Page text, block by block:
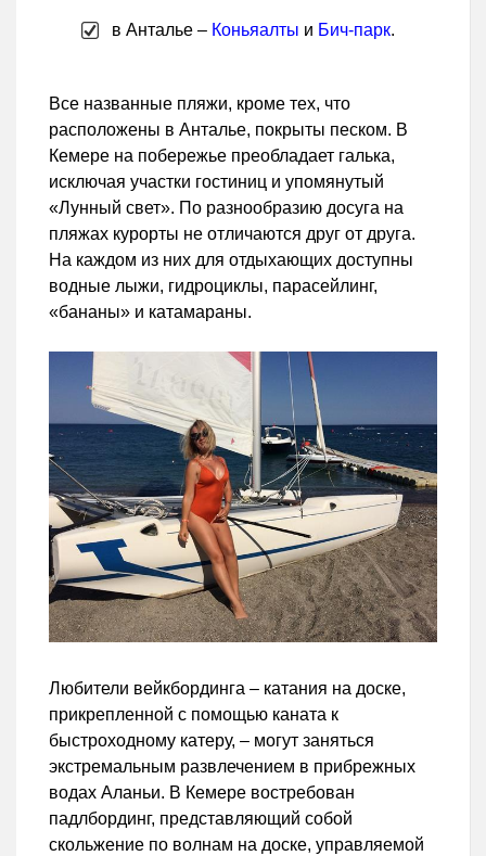
в Анталье – Коньяалты и Бич-парк.
Все названные пляжи, кроме тех, что
расположены в Анталье, покрыты песком. В
Кемере на побережье преобладает галька,
исключая участки гостиниц и упомянутый
«Лунный свет». По разнообразию досуга на
пляжах курорты не отличаются друг от друга.
На каждом из них для отдыхающих доступны
водные лыжи, гидроциклы, парасейлинг,
«бананы» и катамараны.
Любители вейкбординга – катания на доске,
прикрепленной с помощью каната к
быстроходному катеру, – могут заняться
экстремальным развлечением в прибрежных
водах Аланьи. В Кемере востребован
падлбординг, представляющий собой
скольжение по волнам на доске, управляемой